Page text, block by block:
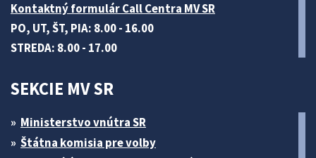
Kontaktný formulár Call Centra MV SR
PO, UT, ŠT, PIA: 8.00 - 16.00
STREDA: 8.00 - 17.00
SEKCIE MV SR
Ministerstvo vnútra SR
Štátna komisia pre volby